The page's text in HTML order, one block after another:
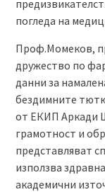
погледа на
Проф.Момеков,
дружество по
данни за
бездимните
от ЕКИП Аркади
грамотност и
представляват
използва
академични